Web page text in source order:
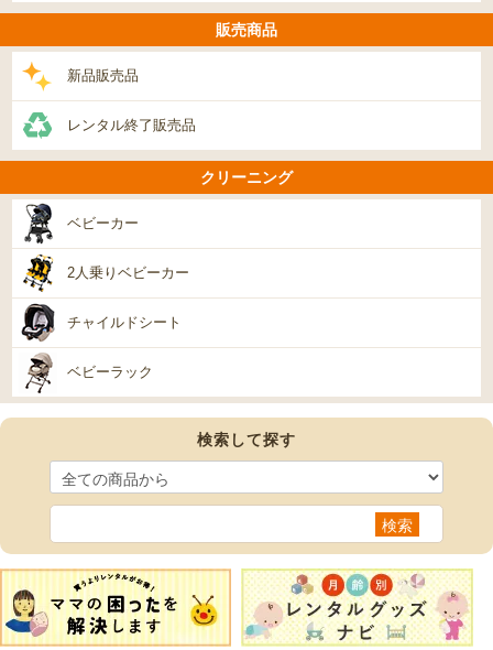
販売商品
新品販売品
レンタル終了販売品
クリーニング
ベビーカー
2人乗りベビーカー
チャイルドシート
ベビーラック
検索して探す
検索